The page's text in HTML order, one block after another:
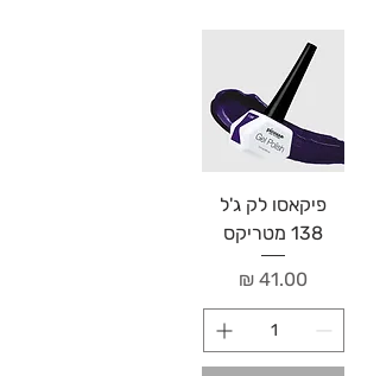
פיקאסו לק ג'ל
138 מטריקס
מחיר